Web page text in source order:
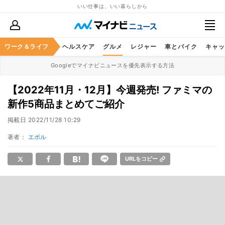
いい仕事は、いい暮らしから
ワーク＆ライフ
マネー 暮らし ヘルスケア グルメ レジャー 車とバイク キャ
Googleでマイナビニュースを優先表示する方法
【2022年11月・12月】今週発売! ファミマの
新作5商品まとめてご紹介
掲載日 2022/11/28 10:29
著者： エボル
URLをコピー